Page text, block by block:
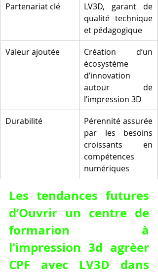
Partenariat clé
LV3D, garant de
qualité technique
et pédagogique
Valeur ajoutée
Création d’un
écosystème
d’innovation
autour de
l’impression 3D
Durabilité
Pérennité assurée
par les besoins
croissants en
compétences
numériques
Les tendances futures
d’Ouvrir un centre de
formarion à
l'impression 3d agrèer
CPF avec LV3D dans